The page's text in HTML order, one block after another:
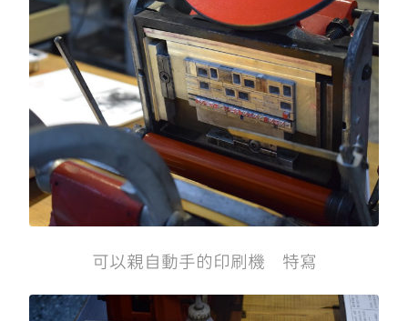
可以親自動手的印刷機 特寫